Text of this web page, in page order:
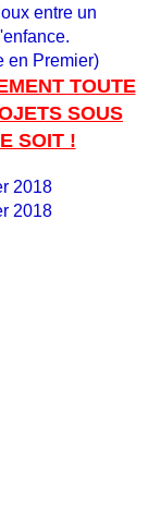
entre un
en Premier)
TOUTE
SOUS
SOIT !
2018
2018